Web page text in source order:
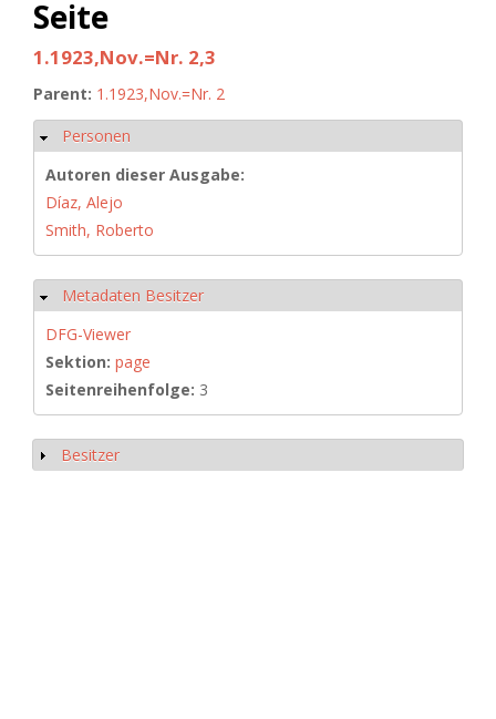
Seite
1.1923,Nov.=Nr. 2,3
Parent: 1.1923,Nov.=Nr. 2
Ausblenden
Personen
Autoren dieser Ausgabe:
Díaz, Alejo
Smith, Roberto
Ausblenden
Metadaten Besitzer
DFG-Viewer
Sektion: page
Seitenreihenfolge: 3
Anzeigen
Besitzer